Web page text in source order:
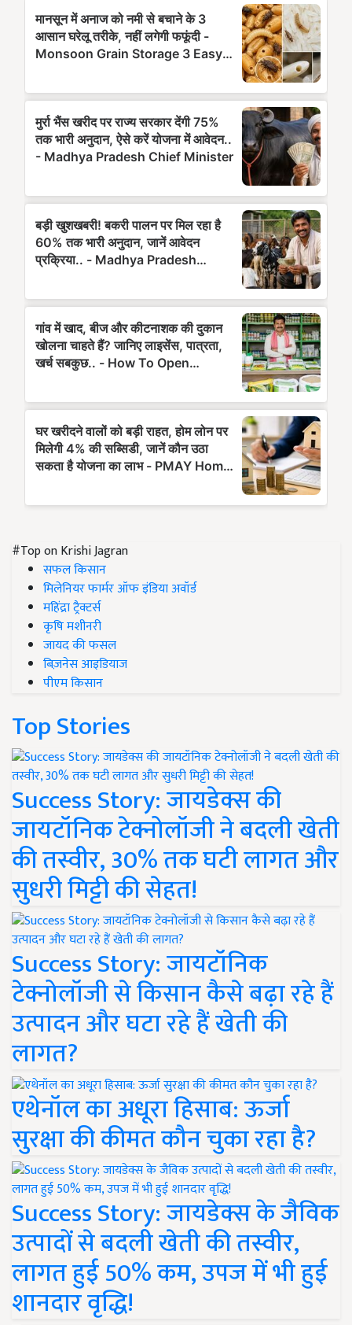
#Top on Krishi Jagran
सफल किसान
मिलेनियर फार्मर ऑफ इंडिया अवॉर्ड
महिंद्रा ट्रैक्टर्स
कृषि मशीनरी
जायद की फसल
बिज़नेस आइडियाज
पीएम किसान
Top Stories
Success Story: जायडेक्स की
जायटॉनिक टेक्नोलॉजी ने बदली खेती
की तस्वीर, 30% तक घटी लागत और
सुधरी मिट्टी की सेहत!
Success Story: जायटॉनिक
टेक्नोलॉजी से किसान कैसे बढ़ा रहे हैं
उत्पादन और घटा रहे हैं खेती की
लागत?
एथेनॉल का अधूरा हिसाब: ऊर्जा
सुरक्षा की कीमत कौन चुका रहा है?
Success Story: जायडेक्स के जैविक
उत्पादों से बदली खेती की तस्वीर,
लागत हुई 50% कम, उपज में भी हुई
शानदार वृद्धि!